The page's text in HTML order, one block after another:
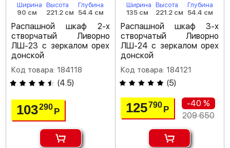
Ширина
90 см
Высота
221.2 см
Глубина
54.4 см
Распашной шкаф 2-х
створчатый Ливорно
ЛШ-23 с зеркалом орех
донской
Код товара: 184118
(4.5)
103290Р
Ширина
135 см
Высота
221.2 см
Глубина
54.4 см
Распашной шкаф 3-х
створчатый Ливорно
ЛШ-24 с зеркалом орех
донской
Код товара: 184121
(5)
125790 Р
-40 %
209 650